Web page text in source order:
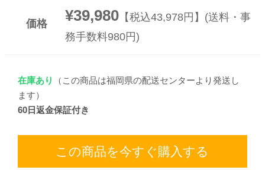
価格 ¥39,980【税込43,978円】(送料・事
務手数料980円)
在庫あり
（この商品は福岡県の配送センターより発送し
ます）
60日返金保証付き
この商品を今すぐ購入する